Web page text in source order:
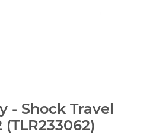
- Shock Travel